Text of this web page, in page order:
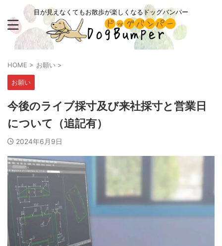
目が見えなくてもお散歩が楽しくなるドッグバンパー
HOME > お願い >
お願い
今後のライブ採寸及び来社採寸と営業日
について（追記有）
2024年6月9日